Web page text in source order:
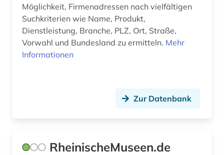
gesetz (2)
Möglichkeit, Firmenadressen nach vielfältigen
Suchkriterien wie Name, Produkt,
Dienstleistung, Branche, PLZ, Ort, Straße,
Vorwahl und Bundesland zu ermitteln. Mehr
Informationen
Zur Datenbank
RheinischeMuseen.de